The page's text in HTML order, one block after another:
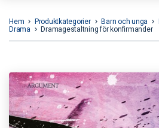
Hem keyboard_arrow_right Produktkategorier keyboard_arrow_right Barn och unga keyboard_arrow_right
Drama keyboard_arrow_right Dramagestaltning för konfirmander